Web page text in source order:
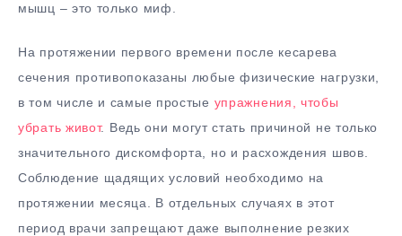
мышц – это только миф.
На протяжении первого времени после кесарева
сечения противопоказаны любые физические нагрузки,
в том числе и самые простые упражнения, чтобы
убрать живот. Ведь они могут стать причиной не только
значительного дискомфорта, но и расхождения швов.
Соблюдение щадящих условий необходимо на
протяжении месяца. В отдельных случаях в этот
период врачи запрещают даже выполнение резких